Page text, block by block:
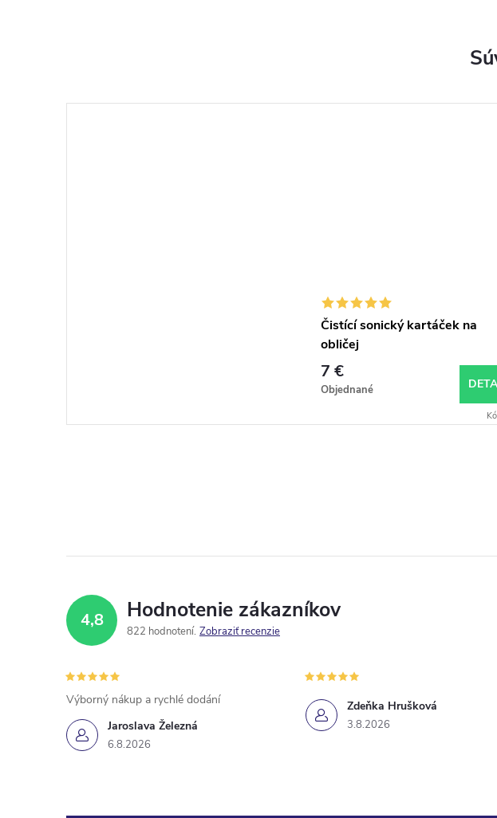
Čistící sonický kartáček na
obličej
7 €
Objednané
4,8 Hodnotenie zákazníkov
822 hodnotení Zobraziť recenzie
Jaroslava Železná
6.8.2026
Výborný nákup a rychlé dodání Zdeňka Hrušková
3.8.2026